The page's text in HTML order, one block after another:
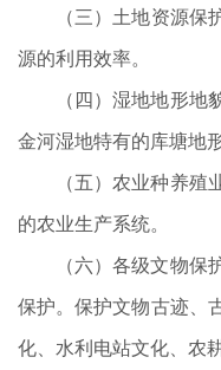
（三）土地资源保护
源的利用效率。
（四）湿地地形
金河湿地特有的库塘地形
（五）农业种养
的农业生产系统。
（六）各级文物
保护。保护文物古迹、
化、水利电站文化、农